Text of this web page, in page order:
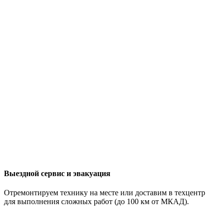
Выездной сервис и эвакуация
Отремонтируем технику на месте или доставим в техцентр
для выполнения сложных работ (до 100 км от МКАД).